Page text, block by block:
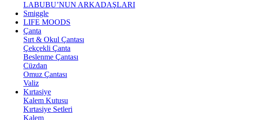
LABUBU’NUN ARKADAŞLARI
Smiggle
LIFE MOODS
Çanta
Sırt & Okul Çantası
Çekçekli Çanta
Beslenme Çantası
Cüzdan
Omuz Çantası
Valiz
Kırtasiye
Kalem Kutusu
Kırtasiye Setleri
Kalem